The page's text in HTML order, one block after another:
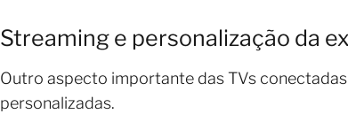
Streaming e personalização da
Outro aspecto importante das TVs
personalizadas.